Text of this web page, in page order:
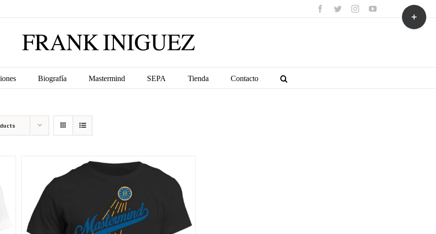
facebook
twitterinstagramyoutube
Biografía Mastermind SEPA Tienda Contacto
Toggle
Sliding
Bar